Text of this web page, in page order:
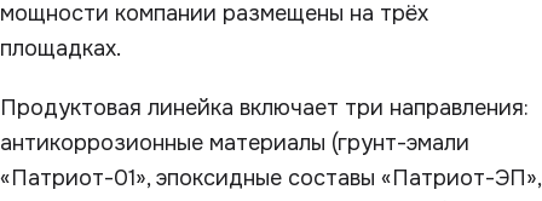
мощности компании размещены на трёх
площадках.
Продуктовая линейка включает три направления:
антикоррозионные материалы (грунт-эмали
«Патриот-01», эпоксидные составы «Патриот-ЭП»,